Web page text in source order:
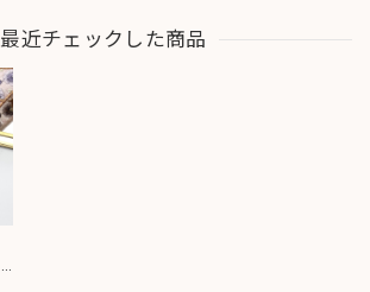
最近チェックした商品